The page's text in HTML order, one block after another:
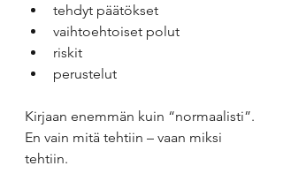
tehdyt päätökset
vaihtoehtoiset polut
riskit
perustelut
Kirjaan enemmän kuin “normaalisti”.
En vain mitä tehtiin – vaan miksi
tehtiin.